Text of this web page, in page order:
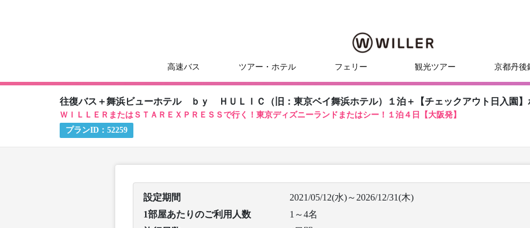
高速バス ツアー・ホテル フェリー 観光ツアー 京都丹後
往復バス＋舞浜ビューホテル ｂｙ ＨＵＬＩＣ（旧：東京ベイ舞浜ホテル）１泊＋【チェックアウト日入園】
ＷＩＬＬＥＲまたはＳＴＡＲＥＸＰＲＥＳＳで行く！東京ディズニーランドまたはシー！１泊４日【大阪発】
プランID： 52259
設定期間
2021/05/12(水)～2026/12/31(木)
1部屋あたりのご利用人数
1～4名